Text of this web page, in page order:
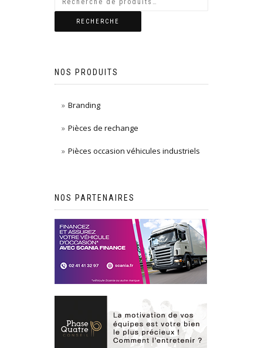
RECHERCHE
NOS PRODUITS
Branding
Pièces de rechange
Pièces occasion véhicules industriels
NOS PARTENAIRES